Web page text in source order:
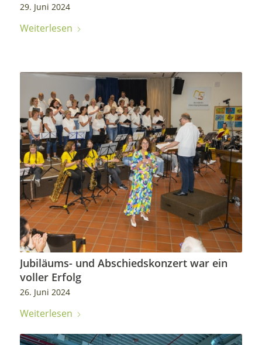
29. Juni 2024
Weiterlesen
Jubiläums- und Abschiedskonzert war ein
voller Erfolg
26. Juni 2024
Weiterlesen